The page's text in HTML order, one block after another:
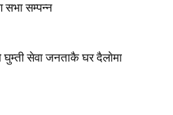
सभा सम्पन्न
घुम्ती सेवा जनताकै घर दैलाेमा